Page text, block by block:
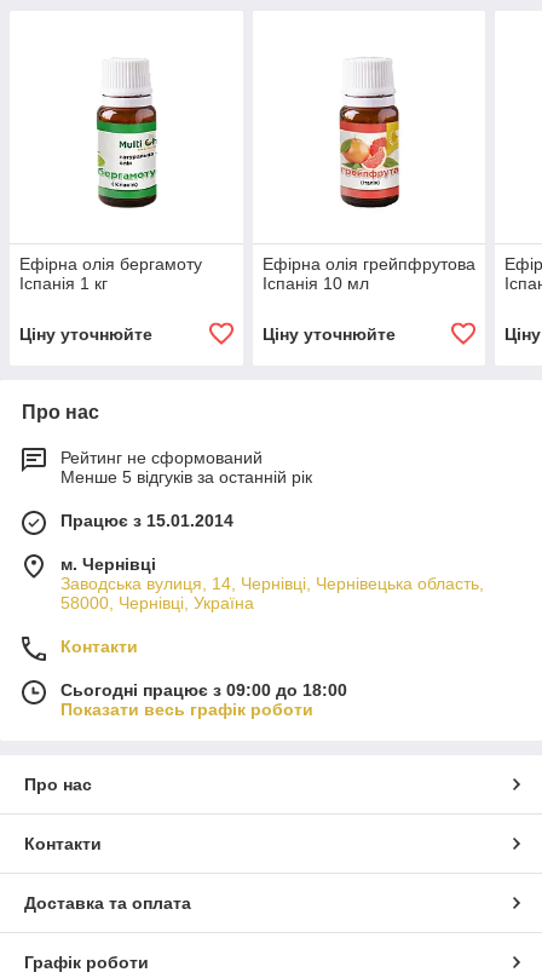
Ефірна олія бергамоту
Іспанія 1 кг
Ціну уточнюйте
Ефірна олія грейпфрутова
Іспанія 10 мл
Ціну уточнюйте
Про нас
Рейтинг не сформований
Менше 5 відгуків за останній рік
Працює з 15.01.2014
м. Чернівці
Заводська вулиця, 14, Чернівці, Чернівецька область,
58000, Чернівці, Україна
Контакти
Сьогодні працює з 09:00 до 18:00
Показати весь графік роботи
Про нас
Контакти
Доставка та оплата
Графік роботи